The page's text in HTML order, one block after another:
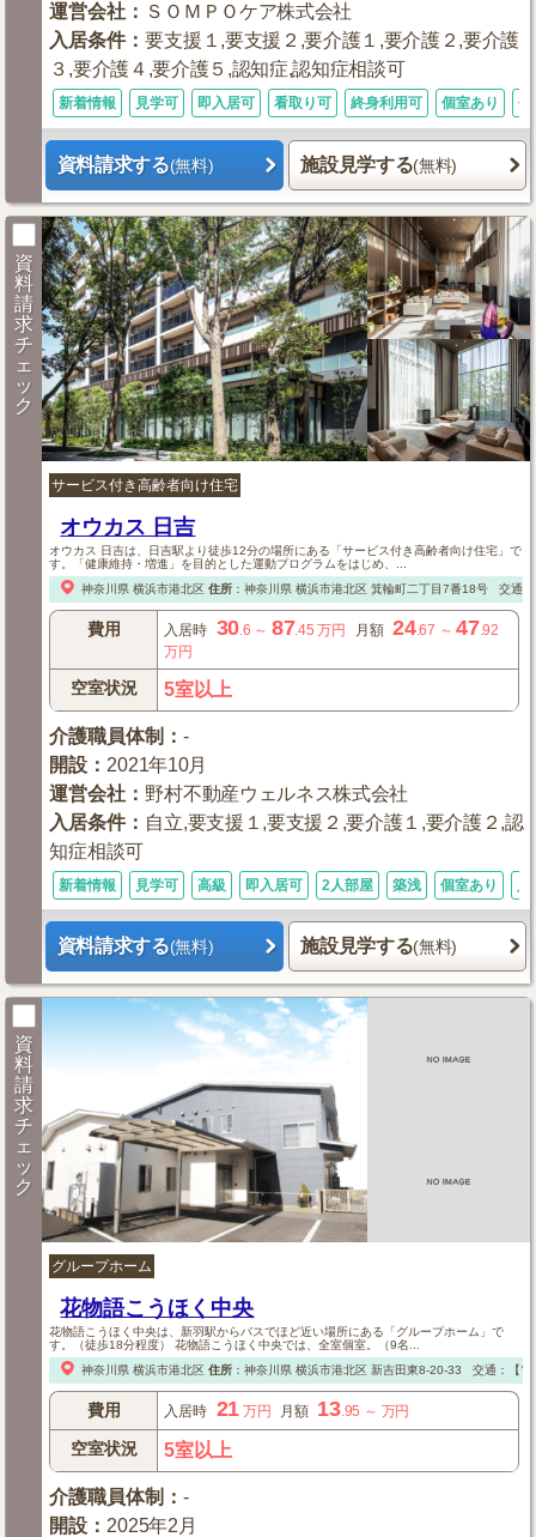
運営会社 ： ＳＯＭＰＯケア株式会社
入居条件：要支援１,要支援２,要介護１,要介護２,要介護
３,要介護４,要介護５,認知症,認知症相談可
新着情報 見学可 即入居可 看取り可 終身利用可 個室あり 体
資料請求する(無料) 施設見学する(無料)
資
料
請
求
チ
ェ
ッ
ク
サービス付き高齢者向け住宅
オウカス 日吉
オウカス 日吉は、日吉駅より徒歩12分の場所にある「サービス付き高齢者向け住宅」で
す。「健康維持・増進」を目的とした運動プログラムをはじめ、...
神奈川県 横浜市港北区 住所： 神奈川県 横浜市港北区箕輪町二丁目7番18号 交通
費用 入居時 30 .6 ～ 87.45 万円 月額 24.67 ～47.92
万円
空室状況 5室以上
介護職員体制 ：-
開設 ： 2021年10月
運営会社 ： 野村不動産ウェルネス株式会社
入居条件： 自立,要支援１,要支援２,要介護１,要介護２,認
知症相談可
新着情報 見学可 高級 即入居可 2人部屋 築浅 個室あり
資料請求する(無料) 施設見学する(無料)
資
料
請
求
チ
ェ
ッ
ク
グループホーム
花物語こうほく中央
花物語こうほく中央は、新羽駅からバスでほど近い場所にある「グループホーム」で
す。（徒歩18分程度） 花物語こうほく中央では、全室個室。（9名...
神奈川県 横浜市港北区 住所： 神奈川県 横浜市港北区新吉田東8-20-33 交通：【電
費用 入居時 21 万円 月額 13.95 ～ 万円
空室状況 5室以上
介護職員体制 ：-
開設 ： 2025年2月